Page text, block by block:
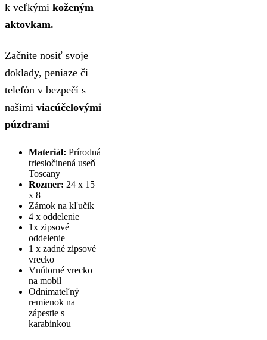
k veľkými koženým
aktovkam.
Začnite nosiť svoje
doklady, peniaze či
telefón v bezpečí s
našimi viacúčelovými
púzdrami
Materiál: Prírodná
triesločinená useň
Toscany
Rozmer: 24 x 15
x 8
Zámok na kľučik
4 x oddelenie
1x zipsové
oddelenie
1 x zadné zipsové
vrecko
Vnútorné vrecko
na mobil
Odnimateľný
remienok na
zápestie s
karabinkou